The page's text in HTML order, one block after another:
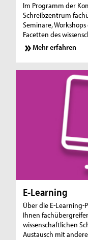
Im Programm der
Schreibzentrum
Seminare,
Facetten des
Mehr erfahren
E-Learning
Über die E-Learning-
Ihnen
wissenschaftlichen
Austausch mit